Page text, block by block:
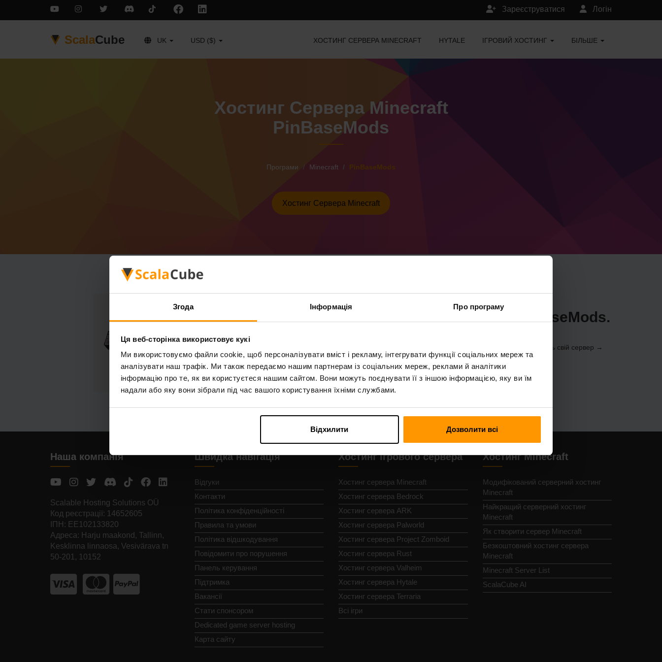
Згода Інформація Про програму
Ця веб-сторінка використовує кукі
Ми використовуємо файли cookie, щоб персоналізувати вміст і рекламу, інтегрувати функції соціальних мереж та
аналізувати наш трафік. Ми також передаємо нашим партнерам із соціальних мереж, реклами й аналітики
інформацію про те, як ви користуєтеся нашим сайтом. Вони можуть поєднувати її з іншою інформацією, яку ви їм
надали або яку вони зібрали під час вашого користування їхніми службами.
Відхилити Дозволити всі
Логін
Зареєструватися
ScalaCube UK USD ($) ХОСТИНГ СЕРВЕРА MINECRAFT HYTALE ІГРОВИЙ ХОСТИНГ БІЛЬШЕ
Хостинг Сервера Minecraft
PinBaseMods
Програми Minecraft PinBaseMods
Хостинг Сервера Minecraft
Як створити сервер Minecraft PinBaseMods.
(Сервери → Виберіть свій сервер →
Ігрові сервери → Додати ігровий сервер → PinBaseMods)
Насолоджуйтесь грою на сервері!
Наша компанія
Scalable Hosting Solutions OÜ
Код реєстрації: 14652605
ІПН: EE102133820
Адреса: Harju maakond, Tallinn,
Kesklinna linnaosa, Vesivärava tn
50-201, 10152
Швидка навігація
Відгуки
Контакти
Політика конфіденційності
Правила та умови
Політика відшкодування
Повідомити про порушення
Панель керування
Підтримка
Вакансії
Стати спонсором
Dedicated game server hosting
Карта сайту
Хостинг ігрового сервера
Хостинг сервера Minecraft
Хостинг сервера Bedrock
Хостинг сервера ARK
Хостинг сервера Palworld
Хостинг сервера Project Zomboid
Хостинг сервера Rust
Хостинг сервера Valheim
Хостинг сервера Hytale
Хостинг сервера Terraria
Всі ігри
Хостинг Minecraft
Модифікований серверний хостинг
Minecraft
Найкращий серверний хостинг
Minecraft
Як створити сервер Minecraft
Безкоштовний хостинг сервера
Minecraft
Minecraft Server List
ScalaCube AI